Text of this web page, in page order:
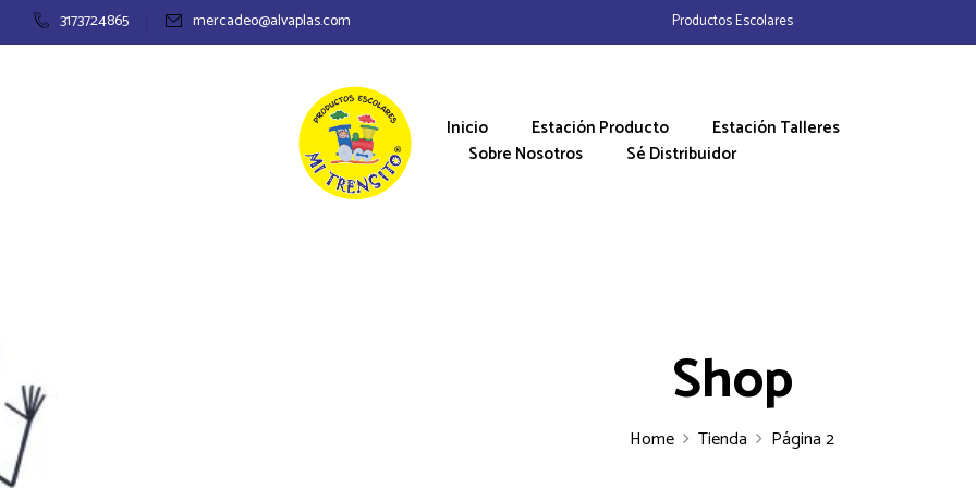
3173724865 mercadeo@alvaplas.com Productos Escolares
Inicio Estación Producto
Estación Talleres
Sobre Nosotros
Sé Distribuidor
Shop
Home Tienda Página 2